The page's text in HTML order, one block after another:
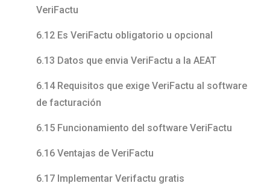
VeriFactu
6.12 Es VeriFactu obligatorio u opcional
6.13 Datos que envia VeriFactu a la AEAT
6.14 Requisitos que exige VeriFactu al software
de facturación
6.15 Funcionamiento del software VeriFactu
6.16 Ventajas de VeriFactu
6.17 Implementar Verifactu gratis